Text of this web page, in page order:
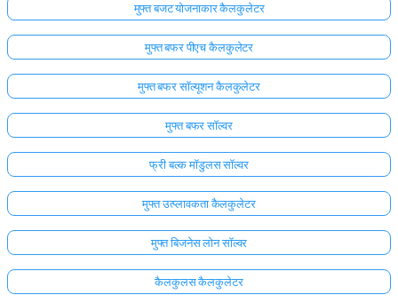
मुफ्त बजट योजनाकार कैलकुलेटर
मुफ्त बफर पीएच कैलकुलेटर
मुफ्त बफर सॉल्यूशन कैलकुलेटर
मुफ्त बफर सॉल्वर
फ्री बल्क मॉडुलस सॉल्वर
मुफ्त उत्प्लावकता कैलकुलेटर
मुफ्त बिजनेस लोन सॉल्वर
कैलकुलस कैलकुलेटर